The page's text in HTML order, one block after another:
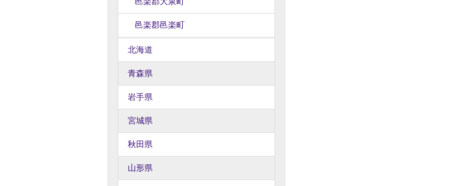
邑楽郡邑楽町
北海道
青森県
岩手県
宮城県
秋田県
山形県